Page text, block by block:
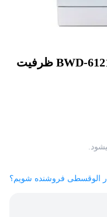
ماشین لباسشویی بست مدل BWD-6121 ظرفیت
الوقسطی فروشنده شویم؟